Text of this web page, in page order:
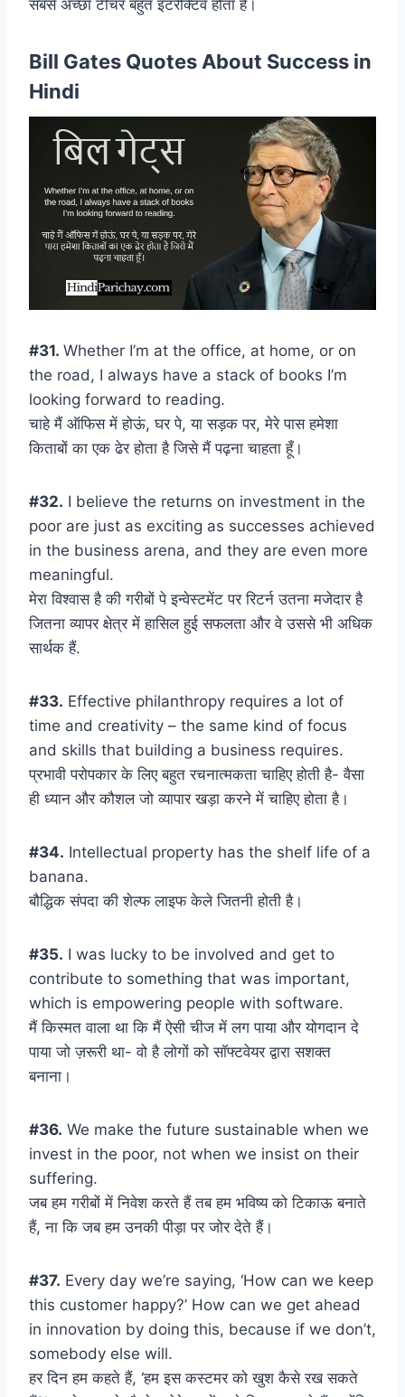
सबसे अच्छा टीचर बहुत इंटरैक्टिव होता है।
Bill Gates Quotes About Success in
Hindi
#31. Whether I’m at the office, at home, or on
the road, I always have a stack of books I’m
looking forward to reading.
चाहे मैं ऑफिस में होऊं, घर पे, या सड़क पर, मेरे पास हमेशा
किताबों का एक ढेर होता है जिसे मैं पढ़ना चाहता हूँ।
#32. I believe the returns on investment in the
poor are just as exciting as successes achieved
in the business arena, and they are even more
meaningful.
मेरा विश्वास है की गरीबों पे इन्वेस्टमेंट पर रिटर्न उतना मजेदार है
जितना व्यापर क्षेत्र में हासिल हुई सफलता और वे उससे भी अधिक
सार्थक हैं.
#33. Effective philanthropy requires a lot of
time and creativity – the same kind of focus
and skills that building a business requires.
प्रभावी परोपकार के लिए बहुत रचनात्मकता चाहिए होती है- वैसा
ही ध्यान और कौशल जो व्यापार खड़ा करने में चाहिए होता है।
#34. Intellectual property has the shelf life of a
banana.
बौद्धिक संपदा की शेल्फ लाइफ केले जितनी होती है।
#35. I was lucky to be involved and get to
contribute to something that was important,
which is empowering people with software.
मैं किस्मत वाला था कि मैं ऐसी चीज में लग पाया और योगदान दे
पाया जो ज़रूरी था- वो है लोगों को सॉफ्टवेयर द्वारा सशक्त
बनाना।
#36. We make the future sustainable when we
invest in the poor, not when we insist on their
suffering.
जब हम गरीबों में निवेश करते हैं तब हम भविष्य को टिकाऊ बनाते
हैं, ना कि जब हम उनकी पीड़ा पर जोर देते हैं।
#37. Every day we’re saying, ‘How can we keep
this customer happy?’ How can we get ahead
in innovation by doing this, because if we don’t,
somebody else will.
हर दिन हम कहते हैं, ‘हम इस कस्टमर को खुश कैसे रख सकते